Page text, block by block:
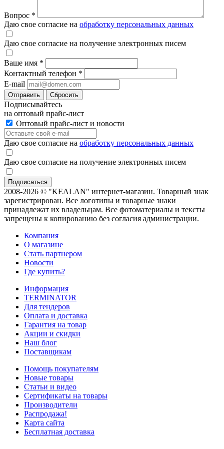
Вопрос *
Даю свое согласие на обработку персональных данных
Даю свое согласие на получение электронных писем
Ваше имя *
Контактный телефон *
E-mail
Отправить Сбросить
Подписывайтесь
на оптовый прайс-лист
Оптовый прайс-лист и новости
Даю свое согласие на обработку персональных данных
Даю свое согласие на получение электронных писем
2008-2026 © "KEALAN" интернет-магазин. Товарный знак
зарегистрирован. Все логотипы и товарные знаки
принадлежат их владельцам. Все фотоматериалы и тексты
запрещены к копированию без согласия администрации.
Компания
О магазине
Стать партнером
Новости
Где купить?
Информация
TERMINATOR
Для тендеров
Оплата и доставка
Гарантия на товар
Акции и скидки
Наш блог
Поставщикам
Помощь покупателям
Новые товары
Статьи и видео
Сертификаты на товары
Производители
Распродажа!
Карта сайта
Бесплатная доставка